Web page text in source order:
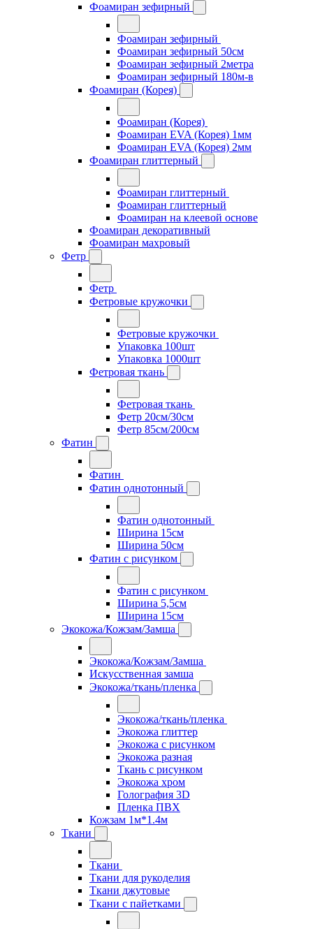
Фоамиран зефирный
Фоамиран зефирный
Фоамиран зефирный 50см
Фоамиран зефирный 2метра
Фоамиран зефирный 180м-в
Фоамиран (Корея)
Фоамиран (Корея)
Фоамиран EVA (Корея) 1мм
Фоамиран EVA (Корея) 2мм
Фоамиран глиттерный
Фоамиран глиттерный
Фоамиран глиттерный
Фоамиран на клеевой основе
Фоамиран декоративный
Фоамиран махровый
Фетр
Фетр
Фетровые кружочки
Фетровые кружочки
Упаковка 100шт
Упаковка 1000шт
Фетровая ткань
Фетровая ткань
Фетр 20см/30см
Фетр 85см/200см
Фатин
Фатин
Фатин однотонный
Фатин однотонный
Ширина 15см
Ширина 50см
Фатин с рисунком
Фатин с рисунком
Ширина 5,5см
Ширина 15см
Экокожа/Кожзам/Замша
Экокожа/Кожзам/Замша
Искусственная замша
Экокожа/ткань/пленка
Экокожа/ткань/пленка
Экокожа глиттер
Экокожа с рисунком
Экокожа разная
Ткань с рисунком
Экокожа хром
Голография 3D
Пленка ПВХ
Кожзам 1м*1.4м
Ткани
Ткани
Ткани для рукоделия
Ткани джутовые
Ткани с пайетками